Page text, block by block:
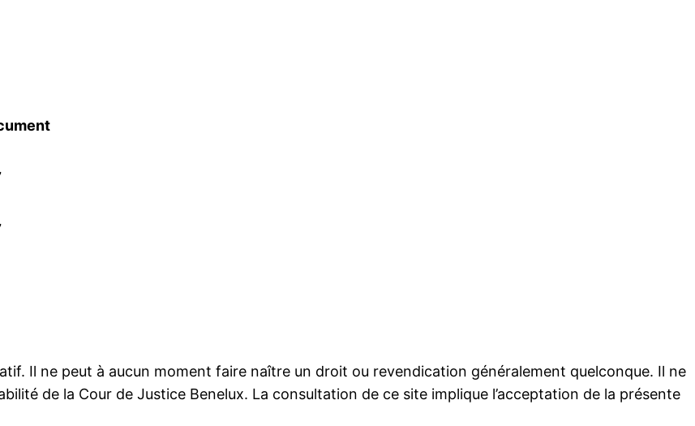
Il ne peut à aucun moment faire naître un droit ou revendication généralement quelconque. Il ne
de la Cour de Justice Benelux. La consultation de ce site implique l’acceptation de la présente